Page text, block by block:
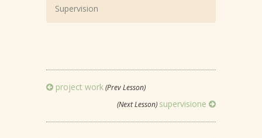
Supervision
project work(Prev Lesson)
(Next Lesson) supervisione